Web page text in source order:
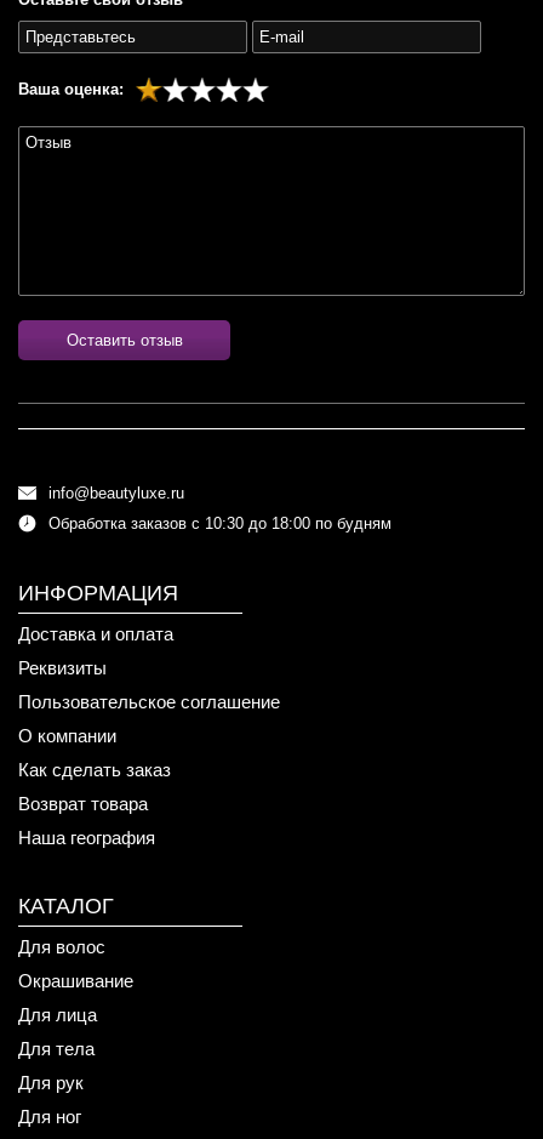
Ваша оценка:
Оставить отзыв
info@beautyluxe.ru
Обработка заказов с 10:30 до 18:00 по будням
ИНФОРМАЦИЯ
Доставка и оплата
Реквизиты
Пользовательское соглашение
О компании
Как сделать заказ
Возврат товара
Наша география
КАТАЛОГ
Для волос
Окрашивание
Для лица
Для тела
Для рук
Для ног